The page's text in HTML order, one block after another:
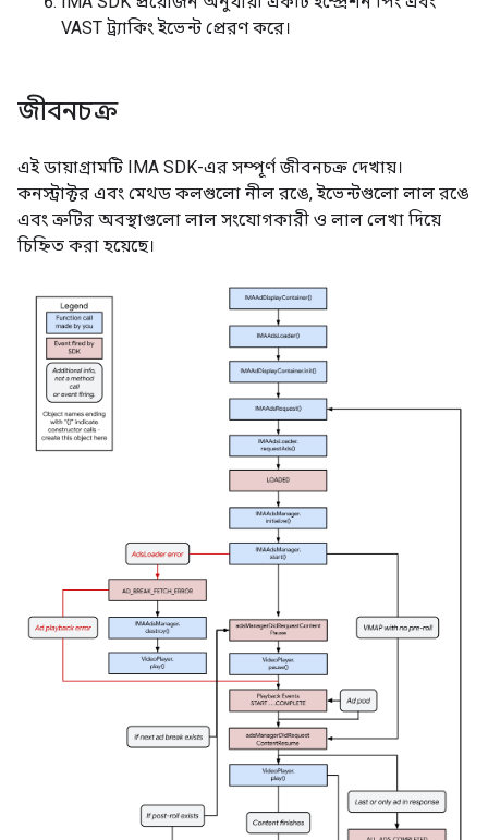
VAST ট্র্যাকিং ইভেন্ট প্রেরণ করে।
জীবনচক্র
এই ডায়াগ্রামটি IMA SDK-এর সম্পূর্ণ জীবনচক্র দেখায়।
কনস্ট্রাক্টর এবং মেথড কলগুলো নীল রঙে, ইভেন্টগুলো লাল রঙে
এবং ত্রুটির অবস্থাগুলো লাল সংযোগকারী ও লাল লেখা দিয়ে
চিহ্নিত করা হয়েছে।